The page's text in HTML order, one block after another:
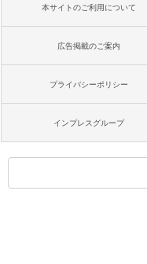
本サイトのご利用について
広告掲載のご案内
プライバシーポリシー
インプレスグループ